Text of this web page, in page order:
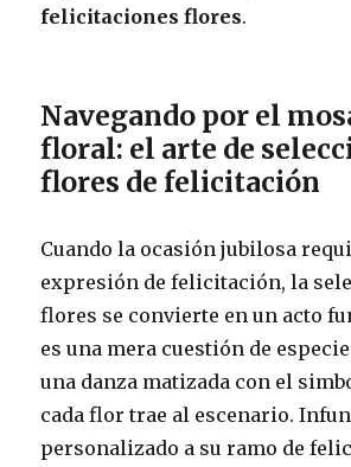
felicitaciones flores.
Navegando por el
floral: el arte de
flores de felicitación
Cuando la ocasión jubilosa
expresión de felicitación, la
flores se convierte en un acto
es una mera cuestión de
una danza matizada con el
cada flor trae al escenario.
personalizado a su ramo de